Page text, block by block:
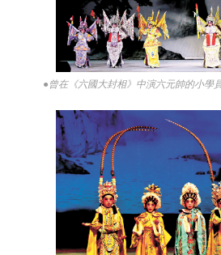
●曾在《六國大封相》中演六元帥的小學